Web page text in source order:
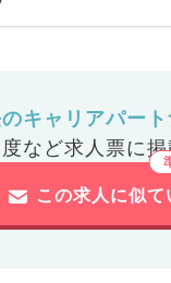
キャリアパート
など求人票に
この求人に似